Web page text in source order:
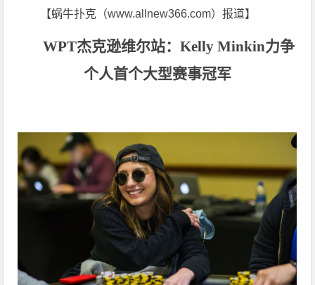
【蜗牛扑克（www.allnew366.com）报道】
WPT杰克逊维尔站：Kelly Minkin力争
个人首个大型赛事冠军